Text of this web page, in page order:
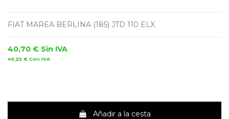
FIAT MAREA BERLINA (185) JTD 110 ELX
40,70 € Sin IVA
49,25 € Con IVA
Añadir a la cesta